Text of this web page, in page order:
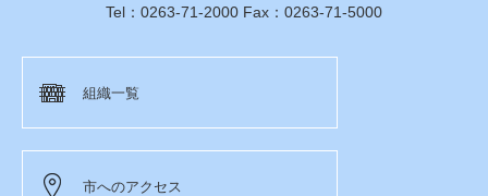
Tel：0263-71-2000 Fax：0263-71-5000
組織一覧
市へのアクセス